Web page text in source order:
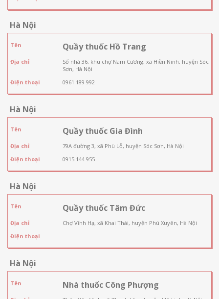
Hà Nội
Tên Quầy thuốc Hồ Trang
Địa chỉ
Số nhà 36, khu chợ Nam Cương, xã Hiền Ninh, huyện Sóc
Sơn, Hà Nội
Điện thoại
0961 189 992
Hà Nội
Tên Quầy thuốc Gia Đình
Địa chỉ
79A đường 3, xã Phù Lỗ, huyện Sóc Sơn, Hà Nội
Điện thoại
0915 144 955
Hà Nội
Tên Quầy thuốc Tâm Đức
Địa chỉ
Chợ Vĩnh Hạ, xã Khai Thái, huyện Phú Xuyên, Hà Nội
Điện thoại
Hà Nội
Tên Nhà thuốc Công Phượng